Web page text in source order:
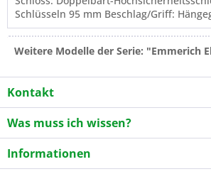
Schlüsseln 95 mm Beschlag/Griff:
Weitere Modelle der Serie: "Emmerich
Kontakt
Was muss ich wissen?
Informationen